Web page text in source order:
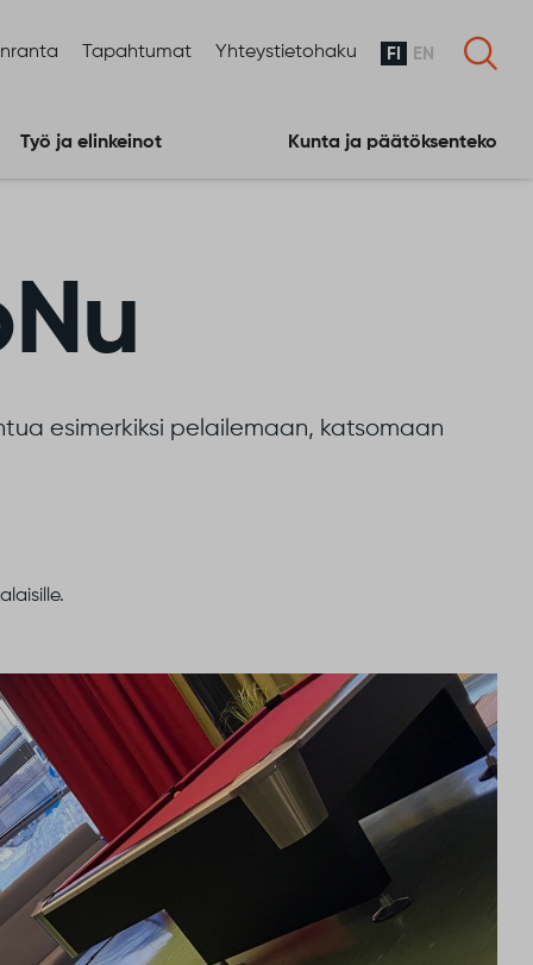
Tapahtumat Yhteystietohaku FI EN
Työ ja elinkeinot Kunta ja päätöksenteko
esimerkiksi pelailemaan, katsomaan